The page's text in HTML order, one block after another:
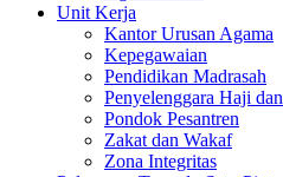
Unit Kerja
Kantor Urusan Agama
Kepegawaian
Pendidikan Madrasah
Penyelenggara Haji
Pondok Pesantren
Zakat dan Wakaf
Zona Integritas